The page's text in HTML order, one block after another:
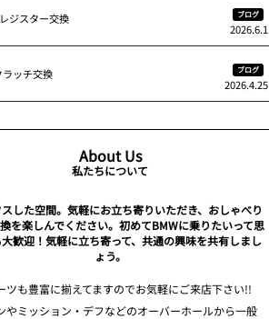
ジスター交換 ブログ
2026.6.1
ッチ交換 ブログ
2026.4.25
About Us
私たちについて
した空間。気軽にお立ち寄りいただき、おしゃべり
を楽しんでください。初めてBMWに乗りたいって思
歓迎！気軽に立ち寄って、共通の興味を共有しまし
ょう。
ツも豊富に揃えてますのでお気軽にご来店下さい!!
やミッション・デフなどのオーバーホールから一般